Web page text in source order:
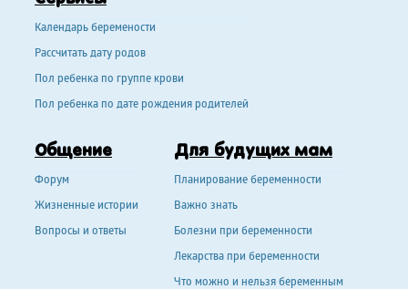
Календарь беремености
Рассчитать дату родов
Пол ребенка по группе крови
Пол ребенка по дате рождения родителей
Общение
Форум
Жизненные истории
Вопросы и ответы
Для будущих мам
Планирование беременности
Важно знать
Болезни при беременности
Лекарства при беременности
Что можно и нельзя беременным